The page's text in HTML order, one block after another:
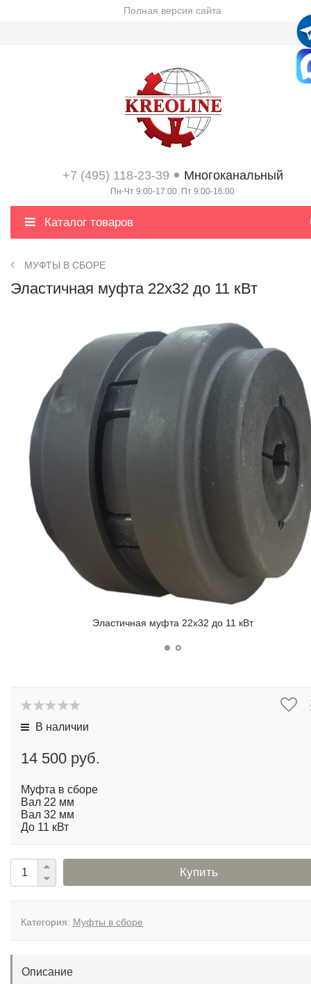
Полная версия сайта
+7 (495) 118-23-39 Многоканальный
Пн-Чт 9:00-17:00. Пт 9:00-16:00
Каталог товаров
МУФТЫ В СБОРЕ
Эластичная муфта 22x32 до 11 кВт
Эластичная муфта 22x32 до 11 кВт
В наличии
14 500 руб.
Муфта в сборе
Вал 22 мм
Вал 32 мм
До 11 кВт
Купить
Категория: Муфты в сборе
Описание